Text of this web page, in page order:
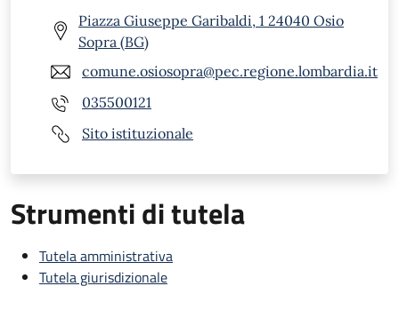
Piazza Giuseppe Garibaldi, 1 24040 Osio
Sopra (BG)
comune.osiosopra@pec.regione.lombardia.it
035500121
Sito istituzionale
Strumenti di tutela
Tutela amministrativa
Tutela giurisdizionale